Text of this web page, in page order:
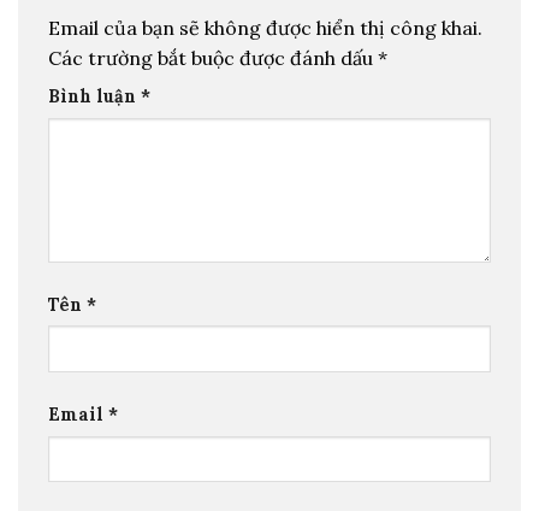
Email của bạn sẽ không được hiển thị công khai.
Các trường bắt buộc được đánh dấu *
Bình luận *
Tên *
Email *